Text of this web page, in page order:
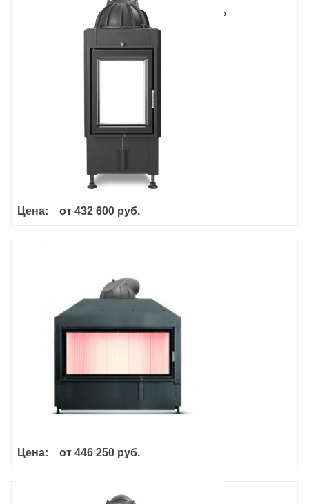
Hoxter Haka 37/50T Туннель
Цена: от 432 600 руб.
Цена: от 446 250 руб.
Hoxter Haka 78/57